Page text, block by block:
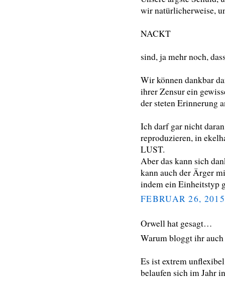
wir natürlicherweise,
NACKT
sind, ja mehr noch,
Wir können dankbar
ihrer Zensur ein
der steten Erinnerung
Ich darf gar nicht
reproduzieren, in
LUST.
Aber das kann sich
kann auch der Ärger
indem ein Einheitstyp
FEBRUAR 26, 2015
Orwell hat gesagt…
Warum bloggt ihr
Es ist extrem
belaufen sich im Jahr